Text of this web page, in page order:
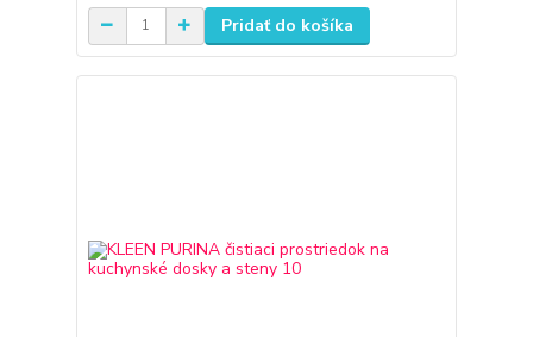
Pridať do košíka